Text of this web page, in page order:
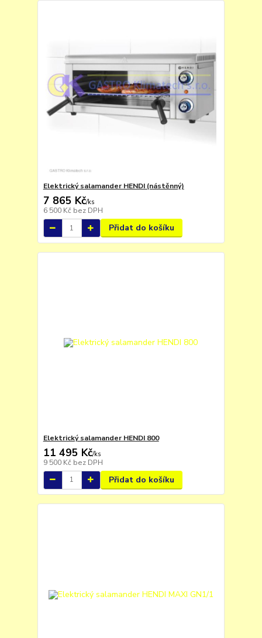
Elektrický salamander HENDI (nástěnný)
7 865 Kč/ks
6 500 Kč bez DPH
Přidat do košíku
Elektrický salamander HENDI 800
11 495 Kč/ks
9 500 Kč bez DPH
Přidat do košíku